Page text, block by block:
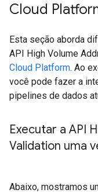
Cloud
Esta seção aborda
API High Volume
Cloud Platform. Ao
você pode fazer a
pipelines de dados
Executar a API
Validation uma
Abaixo, mostramos